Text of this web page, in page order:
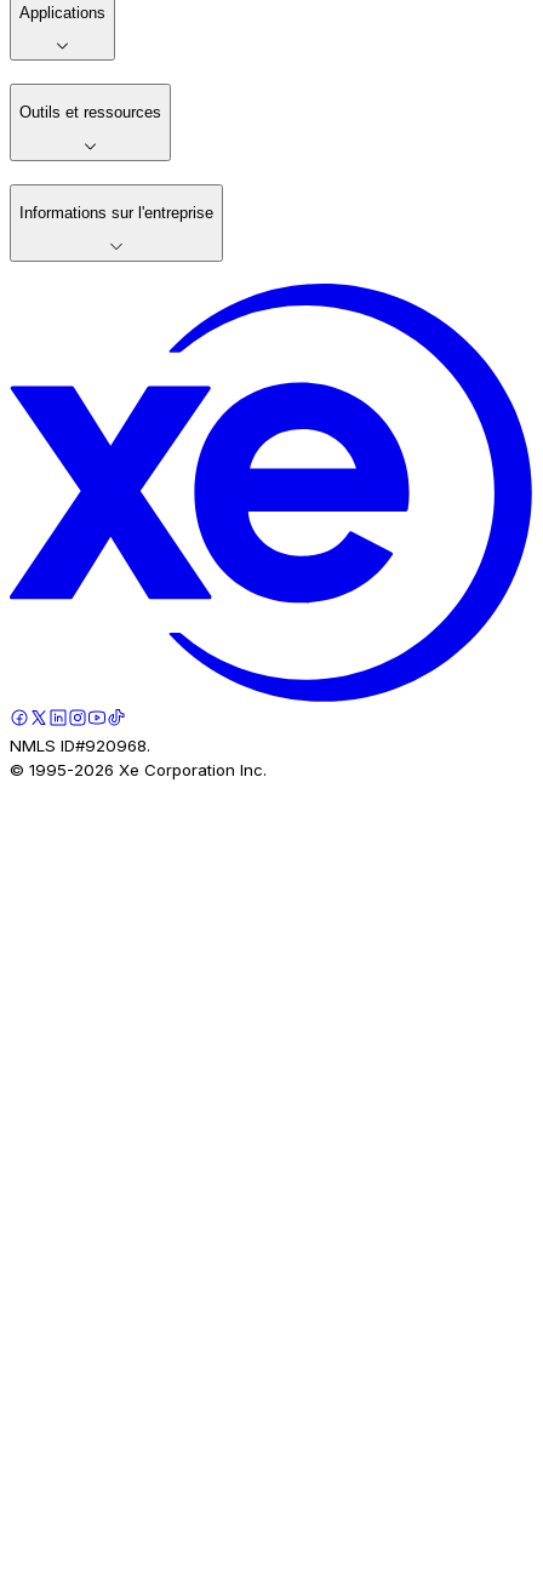
Applications
Outils et ressources
Informations sur l'entreprise
NMLS ID#920968.
© 1995-2026 Xe Corporation Inc.